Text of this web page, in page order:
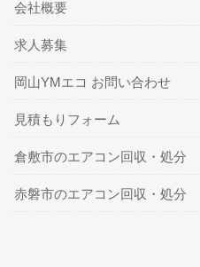
会社概要
求人募集
岡山YMエコ お問い合わせ
見積もりフォーム
倉敷市のエアコン回収・処分
赤磐市のエアコン回収・処分